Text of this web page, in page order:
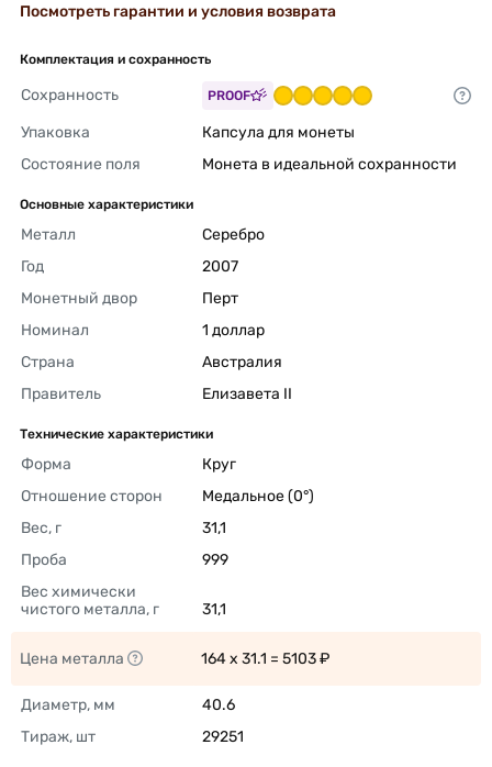
Посмотреть гарантии и условия возврата
Комплектация и сохранность
Сохранность PROOF
Упаковка
Капсула для монеты
Состояние поля
Монета в идеальной сохранности
Основные характеристики
Металл
Серебро
Год
2007
Монетный двор
Перт
Номинал
1 доллар
Страна
Австралия
Правитель
Елизавета II
Технические характеристики
Форма
Круг
Отношение сторон
Медальное (0°)
Вес, г
31,1
Проба
999
Вес химически
чистого металла, г
31,1
Цена металла 164 x 31.1 = 5103 ₽
Диаметр, мм
40.6
Тираж, шт
29251